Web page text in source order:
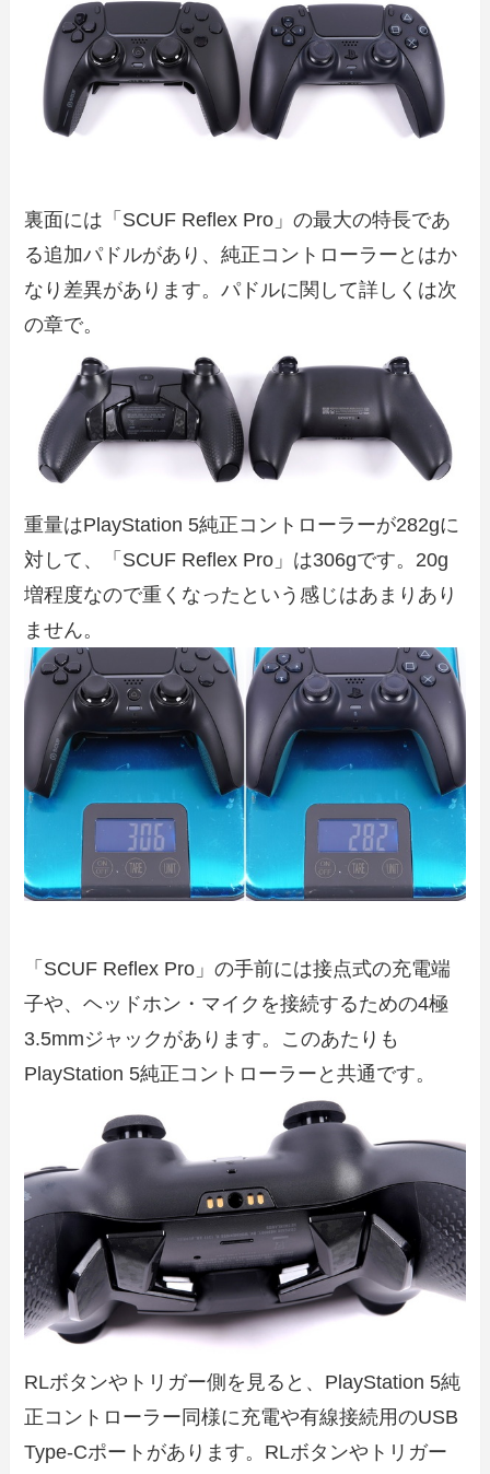
裏面には「SCUF Reflex Pro」の最大の特長であ
る追加パドルがあり、純正コントローラーとはか
なり差異があります。パドルに関して詳しくは次
の章で。
重量はPlayStation 5純正コントローラーが282gに
対して、「SCUF Reflex Pro」は306gです。20g
増程度なので重くなったという感じはあまりあり
ません。
「SCUF Reflex Pro」の手前には接点式の充電端
子や、ヘッドホン・マイクを接続するための4極
3.5mmジャックがあります。このあたりも
PlayStation 5純正コントローラーと共通です。
RLボタンやトリガー側を見ると、PlayStation 5純
正コントローラー同様に充電や有線接続用のUSB
Type-Cポートがあります。RLボタンやトリガー